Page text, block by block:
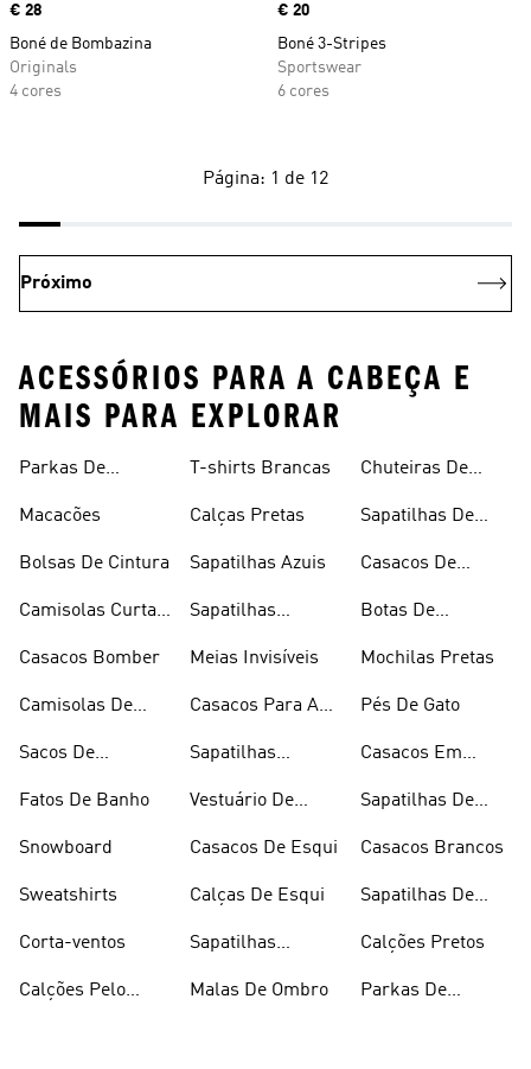
Price
€ 28
Boné de Bombazina
Originals
4 cores
Price
€ 20
Boné 3-Stripes
Sportswear
6 cores
Página: 1 de 12
Próximo
ACESSÓRIOS PARA A CABEÇA E
MAIS PARA EXPLORAR
Parkas De
Macacões
Bolsas De Cintura
Camisolas Curtas
Casacos Bomber
Camisolas De
Sacos De
Fatos De Banho
Snowboard
Sweatshirts
Corta-ventos
Calções Pelo
T-shirts Brancas
Calças Pretas
Sapatilhas Azuis
Sapatilhas
Meias Invisíveis
Casacos Para A
Sapatilhas
Vestuário De
Casacos De Esqui
Calças De Esqui
Sapatilhas
Malas De Ombro
Chuteiras De
Sapatilhas De
Casacos De
Botas De
Mochilas Pretas
Pés De Gato
Casacos Em
Sapatilhas De
Casacos Brancos
Sapatilhas De
Calções Pretos
Parkas De